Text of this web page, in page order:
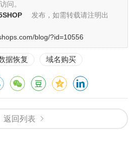
问。
发布，如需转载请注明出
blog/?id=10556
据恢复 域名购买
返回列表